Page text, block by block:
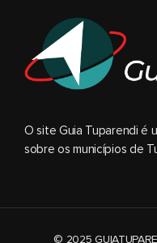
O site Guia Tuparendi é
sobre os municípios de
© 2025